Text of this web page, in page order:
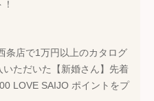
条店で1万円以上のカタログ
いただいた【新婚さん】先着
LOVE SAIJO ポイントをプ